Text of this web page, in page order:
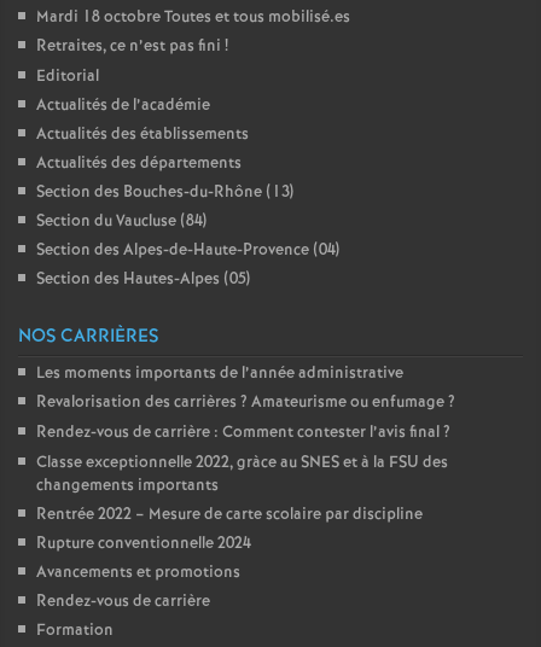
r
l
é
Mardi 18 octobre Toutes et tous mobilisé.es
Retraites, ce n’est pas fini !
Editorial
Actualités de l’académie
Actualités des établissements
Actualités des départements
Section des Bouches-du-Rhône (13)
Section du Vaucluse (84)
Section des Alpes-de-Haute-Provence (04)
Section des Hautes-Alpes (05)
NOS CARRIÈRES
Les moments importants de l’année administrative
Revalorisation des carrières ? Amateurisme ou enfumage?
Rendez-vous de carrière : Comment contester l’avis final?
Classe exceptionnelle 2022, gràce au SNES et à la FSU des
changements importants
Rentrée 2022 – Mesure de carte scolaire par discipline
Rupture conventionnelle 2024
Avancements et promotions
Rendez-vous de carrière
Formation